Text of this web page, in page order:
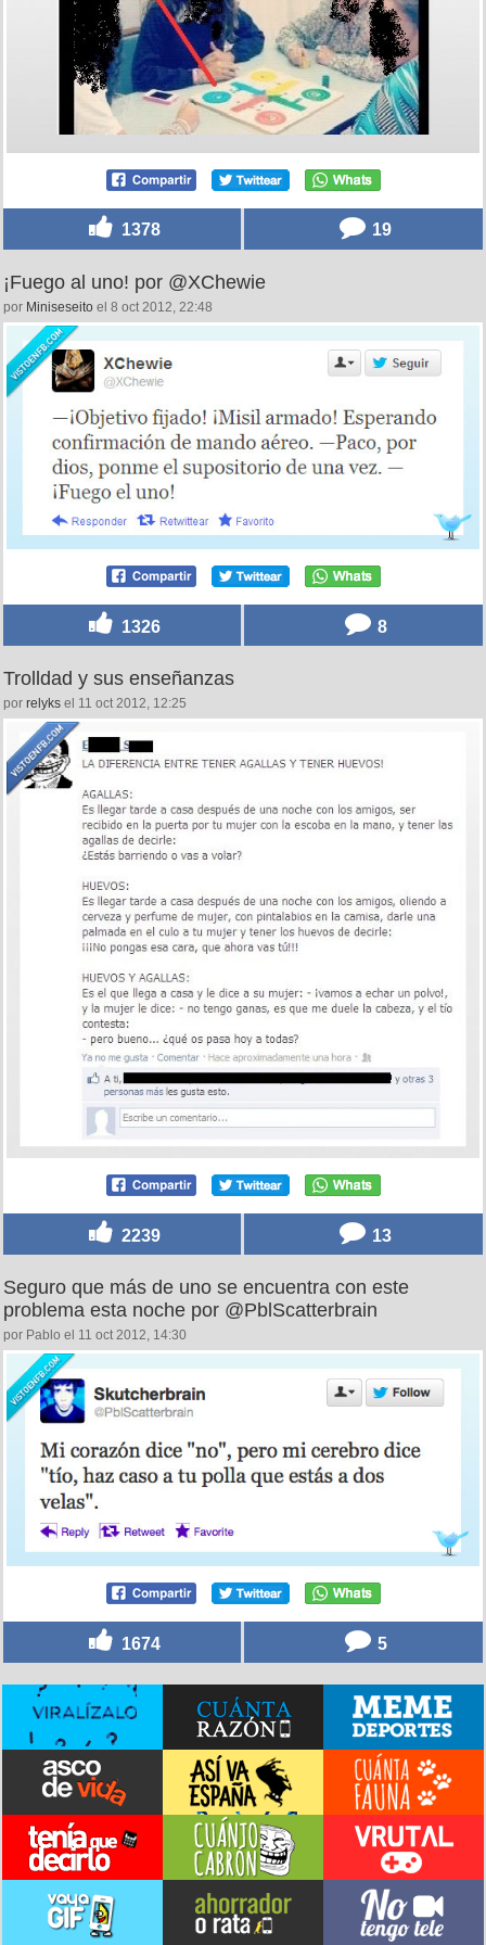
1378 19
¡Fuego al uno! por @XChewie
por Miniseseito el 8 oct 2012, 22:48
1326 8
Trolldad y sus enseñanzas
por relyks el 11 oct 2012, 12:25
2239 13
Seguro que más de uno se encuentra con este
problema esta noche por @PblScatterbrain
por Pablo el 11 oct 2012, 14:30
1674 5